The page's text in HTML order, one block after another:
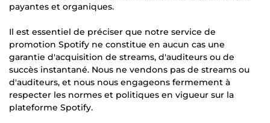
payantes et organiques.
Il est essentiel de préciser que notre service de
promotion Spotify ne constitue en aucun cas une
garantie d'acquisition de streams, d'auditeurs ou de
succès instantané. Nous ne vendons pas de streams ou
d'auditeurs, et nous nous engageons fermement à
respecter les normes et politiques en vigueur sur la
plateforme Spotify.